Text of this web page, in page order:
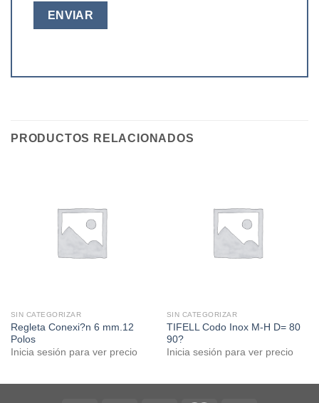
PRODUCTOS RELACIONADOS
SIN CATEGORIZAR
Regleta Conexi?n 6 mm.12
Polos
Inicia sesión para ver precio
SIN CATEGORIZAR
TIFELL Codo Inox M-H D= 80
90?
Inicia sesión para ver precio